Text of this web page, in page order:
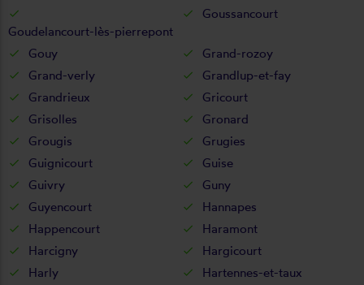
Goudelancourt-lès-pierrepont
Goussancourt
Gouy
Grand-rozoy
Grand-verly
Grandlup-et-fay
Grandrieux
Gricourt
Grisolles
Gronard
Grougis
Grugies
Guignicourt
Guise
Guivry
Guny
Guyencourt
Hannapes
Happencourt
Haramont
Harcigny
Hargicourt
Harly
Hartennes-et-taux